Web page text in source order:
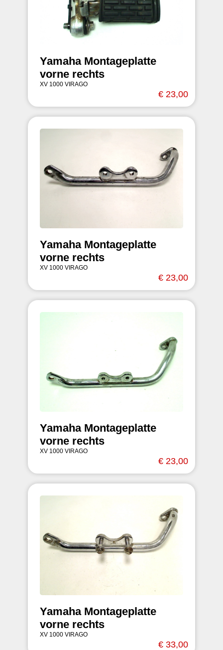
Yamaha Montageplatte
vorne rechts
XV 1000 VIRAGO
€ 23,00
Yamaha Montageplatte
vorne rechts
XV 1000 VIRAGO
€ 23,00
Yamaha Montageplatte
vorne rechts
XV 1000 VIRAGO
€ 23,00
Yamaha Montageplatte
vorne rechts
XV 1000 VIRAGO
€ 33,00